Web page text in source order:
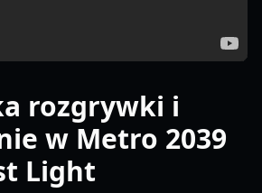
rozgrywki i
w Metro 2039
Light